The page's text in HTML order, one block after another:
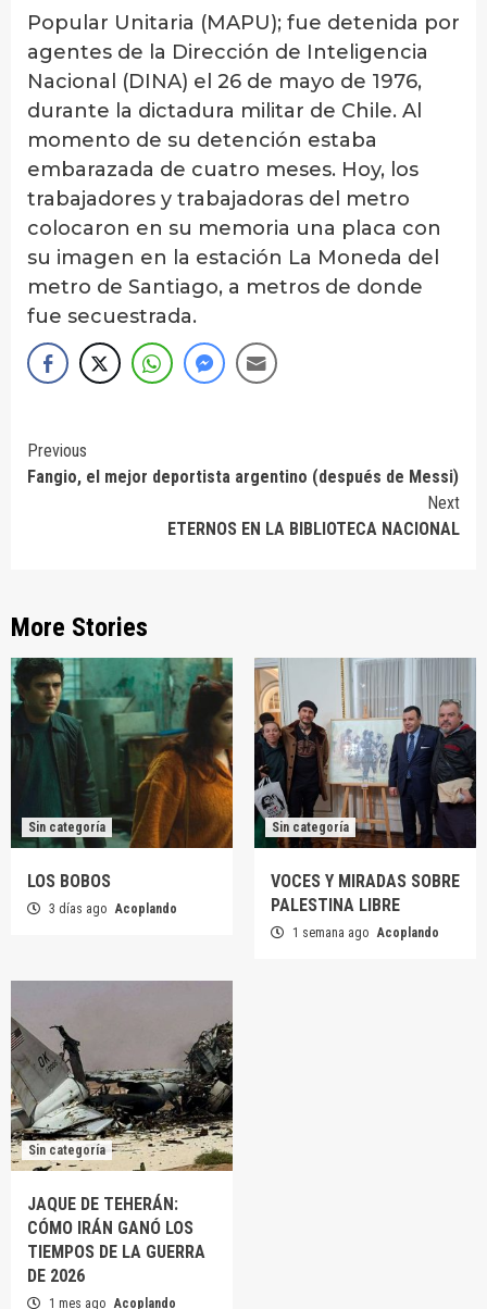
Popular Unitaria (MAPU); fue detenida por
agentes de la Dirección de Inteligencia
Nacional (DINA) el 26 de mayo de 1976,
durante la dictadura militar de Chile. Al
momento de su detención estaba
embarazada de cuatro meses. Hoy, los
trabajadores y trabajadoras del metro
colocaron en su memoria una placa con
su imagen en la estación La Moneda del
metro de Santiago, a metros de donde
fue secuestrada.
Continue
Reading
Previous
Fangio, el mejor deportista argentino (después de Messi)
Next
ETERNOS EN LA BIBLIOTECA NACIONAL
More Stories
Sin categoría
LOS BOBOS
3 días ago Acoplando
Sin categoría
VOCES Y MIRADAS SOBRE
PALESTINA LIBRE
1 semana ago Acoplando
Sin categoría
JAQUE DE TEHERÁN:
CÓMO IRÁN GANÓ LOS
TIEMPOS DE LA GUERRA
DE 2026
1 mes ago Acoplando